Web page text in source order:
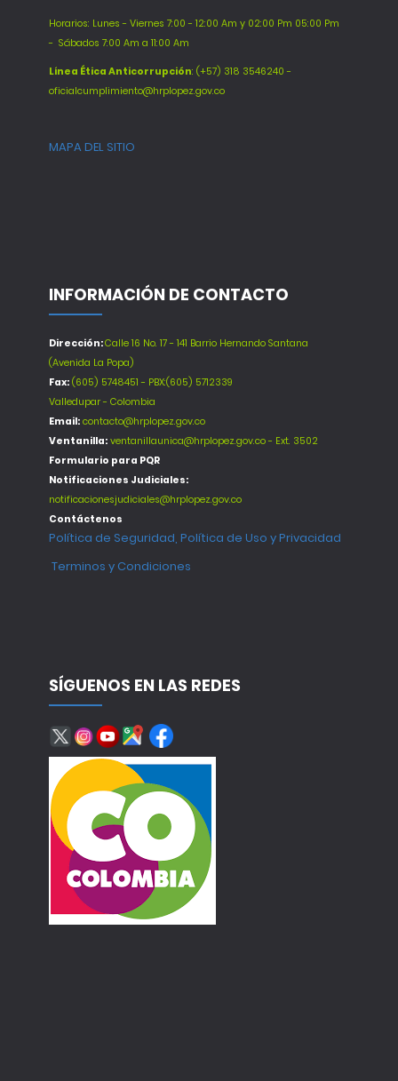
Horarios: Lunes - Viernes 7:00 - 12:00 Am y 02:00 Pm 05:00 Pm
- Sábados 7:00 Am a 11:00 Am
Línea Ética Anticorrupción: (+57) 318 3546240 -
oficialcumplimiento@hrplopez.gov.co
MAPA DEL SITIO
INFORMACIÓN DE CONTACTO
Dirección:Calle 16 No. 17 - 141 Barrio Hernando Santana
(Avenida La Popa)
Fax: (605) 5748451 - PBX:(605) 5712339
Valledupar - Colombia
Email: contacto@hrplopez.gov.co
Ventanilla: ventanillaunica@hrplopez.gov.co - Ext. 3502
Formulario para PQR
Notificaciones Judiciales:
notificacionesjudiciales@hrplopez.gov.co
Contáctenos
Política de Seguridad, Política de Uso y Privacidad
Terminos y Condiciones
SÍGUENOS EN LAS REDES